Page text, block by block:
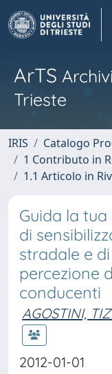
ArTS
Trieste
IRIS
Catalogo
1 Contributo in
1.1 Articolo in
Guida la
di
stradale e
percezione
conducenti
AGOSTINI,
2012-01-01